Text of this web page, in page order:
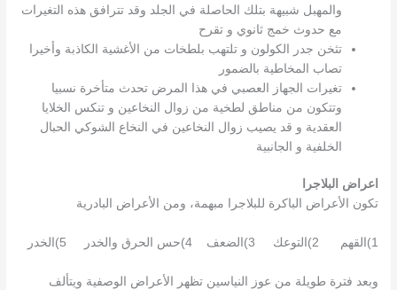
والمهبل شبيهة بتلك الحاصلة في الجلد وقد تترافق هذه التغيرات
مع حدوث خمج ثانوي و تقرح
تثخن جدر الكولون و تلتهب بلطخات من الأغشية الكاذبة وأخيرا
تصاب المخاطية بالضمور
تغيرات الجهاز العصبي في هذا المرض تحدث متأخرة نسبيا
وتتكون من مناطق لطخية من زوال النخاعين و تنكس الخلايا
العقدية و قد يصيب زوال النخاعين في النخاع الشوكي الحبال
الخلفية و الجانبية
اعراض البلاجرا
تكون الأعراض الباكرة للبلاجرا مبهمة، ومن الأعراض البادرية
1)القهم 2)التوعك 3)الضعف 4)حس الحرق والخدر 5)الخدر
وبعد فترة طويلة من عوز النياسين تظهر الأعراض الوصفية ويتألف